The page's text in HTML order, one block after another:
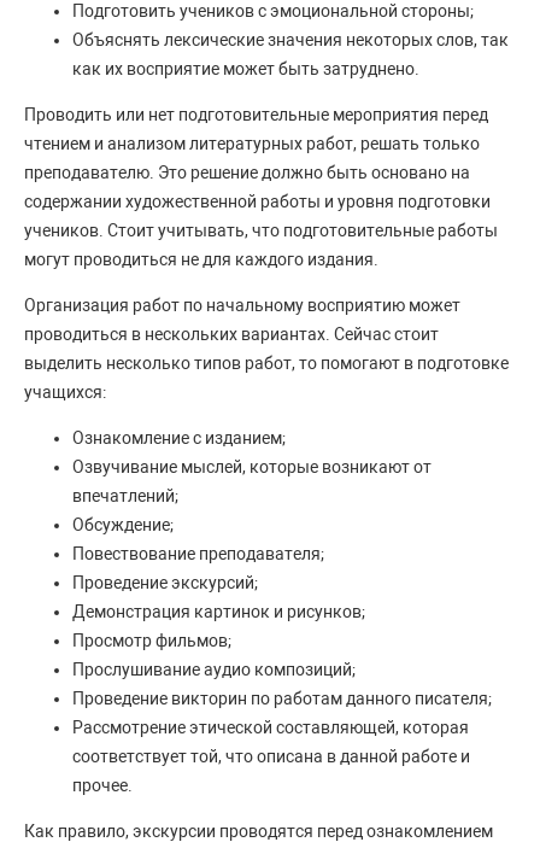
Подготовить учеников с эмоциональной стороны;
Объяснять лексические значения некоторых слов, так
как их восприятие может быть затруднено.
Проводить или нет подготовительные мероприятия перед
чтением и анализом литературных работ, решать только
преподавателю. Это решение должно быть основано на
содержании художественной работы и уровня подготовки
учеников. Стоит учитывать, что подготовительные работы
могут проводиться не для каждого издания.
Организация работ по начальному восприятию может
проводиться в нескольких вариантах. Сейчас стоит
выделить несколько типов работ, то помогают в подготовке
учащихся:
Ознакомление с изданием;
Озвучивание мыслей, которые возникают от
впечатлений;
Обсуждение;
Повествование преподавателя;
Проведение экскурсий;
Демонстрация картинок и рисунков;
Просмотр фильмов;
Прослушивание аудио композиций;
Проведение викторин по работам данного писателя;
Рассмотрение этической составляющей, которая
соответствует той, что описана в данной работе и
прочее.
Как правило, экскурсии проводятся перед ознакомлением